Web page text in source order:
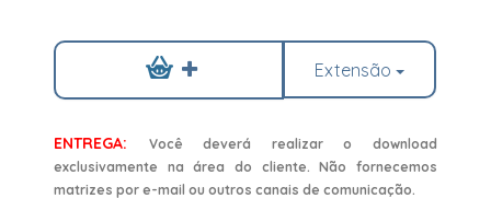
Extensão
ENTREGA:
Você deverá realizar o download
exclusivamente na área do cliente. Não fornecemos
matrizes por e-mail ou outros canais de comunicação.